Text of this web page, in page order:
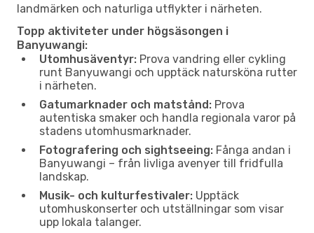
landmärken och naturliga utflykter i närheten.
Topp aktiviteter under högsäsongen i
Banyuwangi:
Utomhusäventyr: Prova vandring eller cykling
runt Banyuwangi och upptäck natursköna rutter
i närheten.
Gatumarknader och matstånd: Prova
autentiska smaker och handla regionala varor på
stadens utomhusmarknader.
Fotografering och sightseeing: Fånga andan i
Banyuwangi – från livliga avenyer till fridfulla
landskap.
Musik- och kulturfestivaler: Upptäck
utomhuskonserter och utställningar som visar
upp lokala talanger.